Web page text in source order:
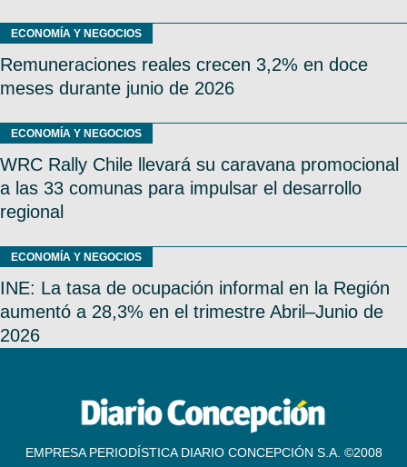
ECONOMÍA Y NEGOCIOS
Remuneraciones reales crecen 3,2% en doce
meses durante junio de 2026
ECONOMÍA Y NEGOCIOS
WRC Rally Chile llevará su caravana promocional
a las 33 comunas para impulsar el desarrollo
regional
ECONOMÍA Y NEGOCIOS
INE: La tasa de ocupación informal en la Región
aumentó a 28,3% en el trimestre Abril–Junio de
2026
EMPRESA PERIODÍSTICA DIARIO CONCEPCIÓN S.A. ©2008